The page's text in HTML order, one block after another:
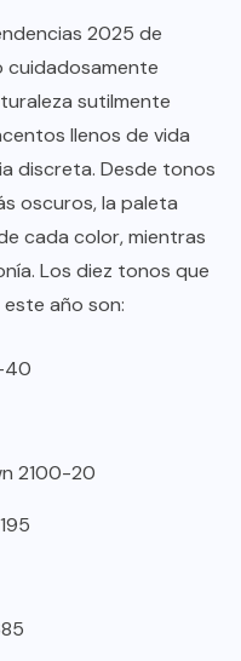
2025 de
cuidadosamente
sutilmente
llenos de vida
discreta. Desde tonos
oscuros, la paleta
cada color, mientras
Los diez tonos que
año son:
40
2100-20